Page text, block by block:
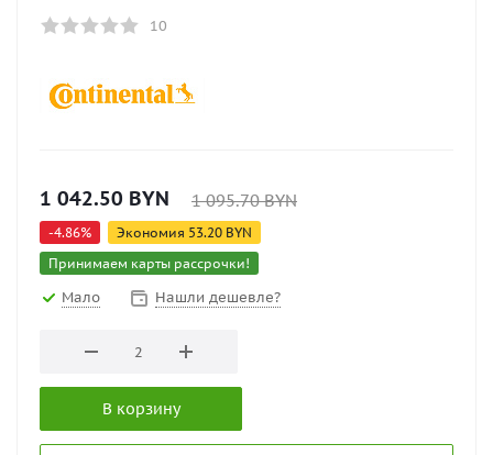
10
1 042.50 BYN 1 095.70BYN
-4.86% Экономия 53.20 BYN
Принимаем карты рассрочки!
Мало Нашли дешевле?
В корзину